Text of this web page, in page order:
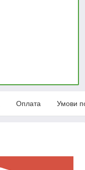
Оплата Умови